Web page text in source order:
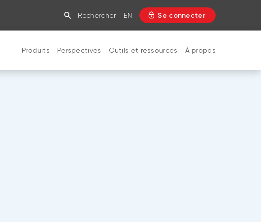
Rechercher EN Se connecter
Produits Perspectives Outils et ressources À propos